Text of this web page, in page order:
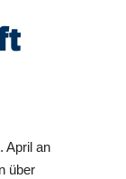
April an
über